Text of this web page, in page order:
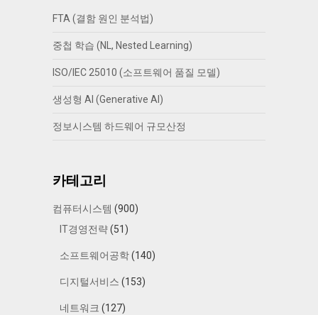
FTA (결함 원인 분석법)
중첩 학습 (NL, Nested Learning)
ISO/IEC 25010 (소프트웨어 품질 모델)
생성형 AI (Generative AI)
정보시스템 하드웨어 규모산정
카테고리
컴퓨터시스템 (900)
IT경영전략(51)
소프트웨어공학(140)
디지털서비스 (153)
네트워크 (127)